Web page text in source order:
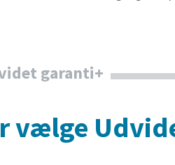
garanti+
vælge